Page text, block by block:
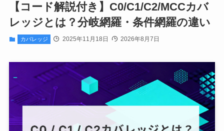
【コード解説付き】C0/C1/C2/MCCカバ
レッジとは？分岐網羅・条件網羅の違い
カバレッジ 2025年11月18日 2026年8月7日